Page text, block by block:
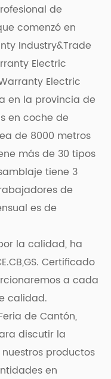
lo que le
de cocina
calefactora
de precisión
las cocinas
de temperatura
y capacidades de
un padre
persona
calefactora
mejora su
de
caliente doble
Con sus
este
comidas
de cada
culinaria.
de
comenzó en
Industry&Trade
Electric
Electric
en la provincia de
en coche de
de 8000 metros
más de 30 tipos
tiene 3
de
es de
la calidad, ha
Certificado
a cada
calidad.
de Cantón,
discutir la
productos
en